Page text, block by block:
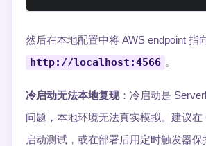
然后在本地配置中将 AWS endpoint 指
http://localhost:4566 。
冷启动无法本地复现：冷启动是
问题，本地环境无法真实模拟。建议
启动测试，或在部署后用定时触发器保